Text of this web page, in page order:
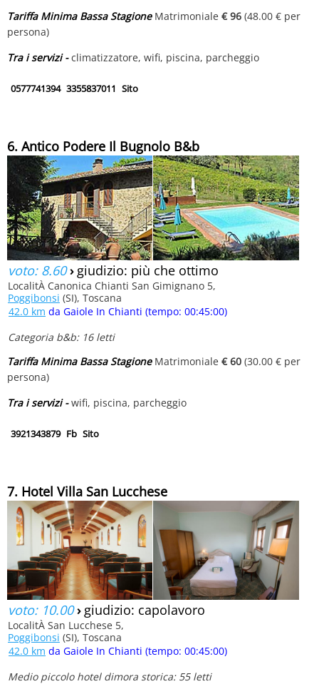
Tariffa Minima Bassa StagioneMatrimoniale € 96 (48.00 € per
persona)
Tra i servizi -climatizzatore, wifi, piscina, parcheggio
0577741394 3355837011 Sito
6. Antico Podere Il Bugnolo B&b
voto: 8.60› giudizio: più che ottimo
LocalitÀ Canonica Chianti San Gimignano 5,
Poggibonsi (SI), Toscana
42.0 km da Gaiole In Chianti (tempo: 00:45:00)
Categoria b&b: 16 letti
Tariffa Minima Bassa StagioneMatrimoniale € 60 (30.00 € per
persona)
Tra i servizi -wifi, piscina, parcheggio
3921343879 Fb Sito
7. Hotel Villa San Lucchese
voto: 10.00› giudizio: capolavoro
LocalitÀ San Lucchese 5,
Poggibonsi (SI), Toscana
42.0 km da Gaiole In Chianti (tempo: 00:45:00)
Medio piccolo hotel dimora storica: 55 letti